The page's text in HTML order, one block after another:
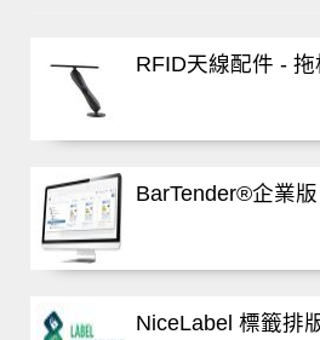
RFID天線配件 -
BarTender®企業版
NiceLabel 標籤排